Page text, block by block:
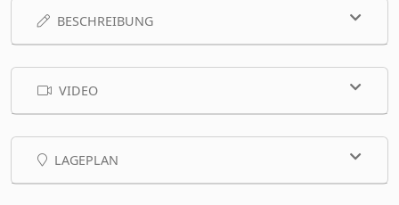
BESCHREIBUNG
VIDEO
LAGEPLAN